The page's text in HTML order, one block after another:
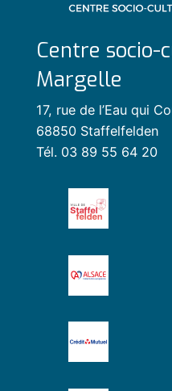
Centre socio-
Margelle
17, rue de l’Eau qui
68850 Staffelfelden
Tél. 03 89 55 64 20